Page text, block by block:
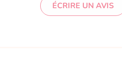
ÉCRIRE UN AVIS